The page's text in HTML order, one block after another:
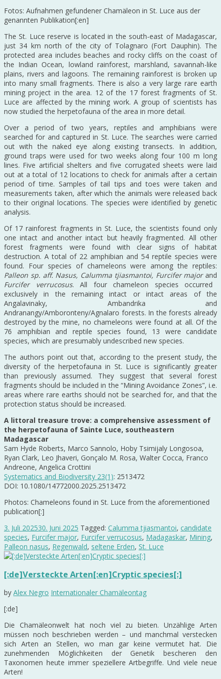
Fotos: Aufnahmen gefundener Chamäleon in St. Luce aus der
genannten Publikation[:en]
The St. Luce reserve is located in the south-east of Madagascar,
just 34 km north of the city of Tolagnaro (Fort Dauphin). The
protected area includes beaches and rocky cliffs on the coast of
the Indian Ocean, lowland rainforest, marshland, savannah-like
plains, rivers and lagoons. The remaining rainforest is broken up
into many small fragments. There is also a very large rare earth
mining project in the area. 12 of the 17 forest fragments of St.
Luce are affected by the mining work. A group of scientists has
now studied the herpetofauna of the area in more detail.
Over a period of two years, reptiles and amphibians were
searched for and captured in St. Luce. The searches were carried
out with the naked eye along existing transects. In addition,
ground traps were used for two weeks along four 100 m long
lines. Five artificial shelters and five corrugated sheets were laid
out at a total of 12 locations to check for animals after a certain
period of time. Samples of tail tips and toes were taken and
measurements taken, after which the animals were released back
to their original locations. The species were identified by genetic
analysis.
Of 17 rainforest fragments in St. Luce, the scientists found only
one intact and another intact but heavily fragmented. All other
forest fragments were found with clear signs of habitat
destruction. A total of 22 amphibian and 54 reptile species were
found. Four species of chameleons were among the reptiles:
Palleon sp. aff. Nasus, Calumma tjiasmantoi, Furcifer majorand
Furcifer verrucosus. All four chameleon species occurred
exclusively in the remaining intact or intact areas of the
Angalavinaky, Ambandrika and
Andranangy/Amboronteny/Agnalaro forests. In the forests already
destroyed by the mine, no chameleons were found at all. Of the
76 amphibian and reptile species found, 13 were candidate
species, which are presumably undescribed new species.
The authors point out that, according to the present study, the
diversity of the herpetofauna in St. Luce is significantly greater
than previously assumed. They suggest that several forest
fragments should be included in the “Mining Avoidance Zones”, i.e.
areas where rare earths should not be searched for, and that the
protection status should be increased.
A littoral treasure trove: a comprehensive assessment of
the herpetofauna of Sainte Luce, southeastern
Madagascar
Sam Hyde Roberts, Marco Sannolo, Hoby Tsimijaly Longosoa,
Ryan Clark, Leo Jhaveri, Gonçalo M. Rosa, Walter Cocca, Franco
Andreone, Angelica Crottini
Systematics and Biodiversity 23(1): 2513472
DOI: 10.1080/14772000.2025.2513472
Photos: Chameleons found in St. Luce from the aforementioned
publication[:]
3. Juli 202530. Juni 2025 Tagged: Calumma tjiasmantoi, candidate
species, Furcifer major, Furcifer verrucosus, Madagaskar, Mining,
Palleon nasus, Regenwald, seltene Erden, St. Luce
[:de]Versteckte Arten[:en]Cryptic species[:]
by Alex Negro Internationaler Chamäleontag
[:de]
Die Chamäleonwelt hat noch viel zu bieten. Unzählige Arten
müssen noch beschrieben werden – und manchmal verstecken
sich Arten an Stellen, wo man gar keine vermutet hat. Die
zunehmenden Möglichkeiten der Genetik bescheren den
Taxonomen heute immer speziellere Artbegriffe. Und viele neue
Arten!